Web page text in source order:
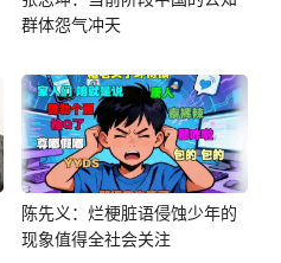
群体怨气冲天
陈先义：烂梗脏语侵蚀少年的
现象值得全社会关注